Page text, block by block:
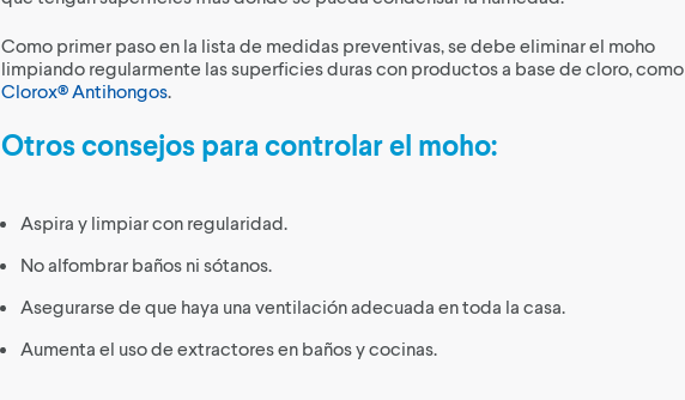
Como primer paso en la lista de medidas preventivas, se debe eliminar el moho
limpiando regularmente las superficies duras con productos a base de cloro, como
Clorox® Antihongos.
Otros consejos para controlar el moho:
Aspira y limpiar con regularidad.
No alfombrar baños ni sótanos.
Asegurarse de que haya una ventilación adecuada en toda la casa.
Aumenta el uso de extractores en baños y cocinas.